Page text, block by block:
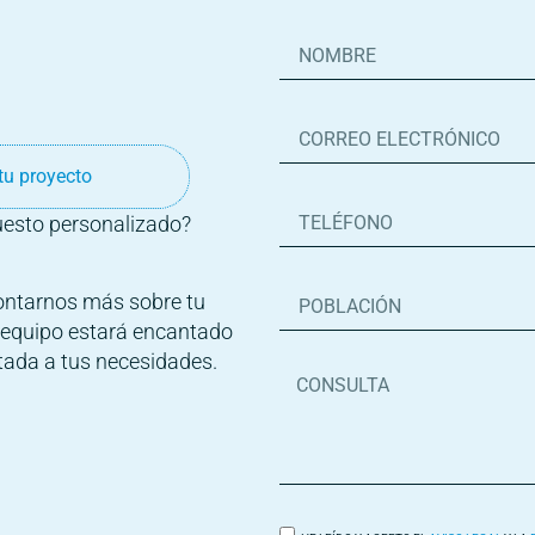
proyecto
personalizado?
más sobre tu
estará encantado
a tus necesidades.